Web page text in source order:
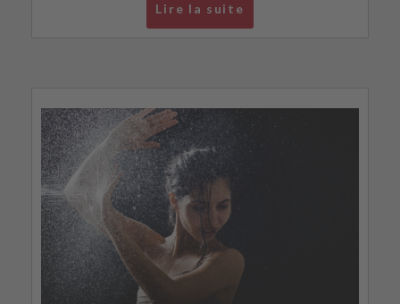
Lire la suite